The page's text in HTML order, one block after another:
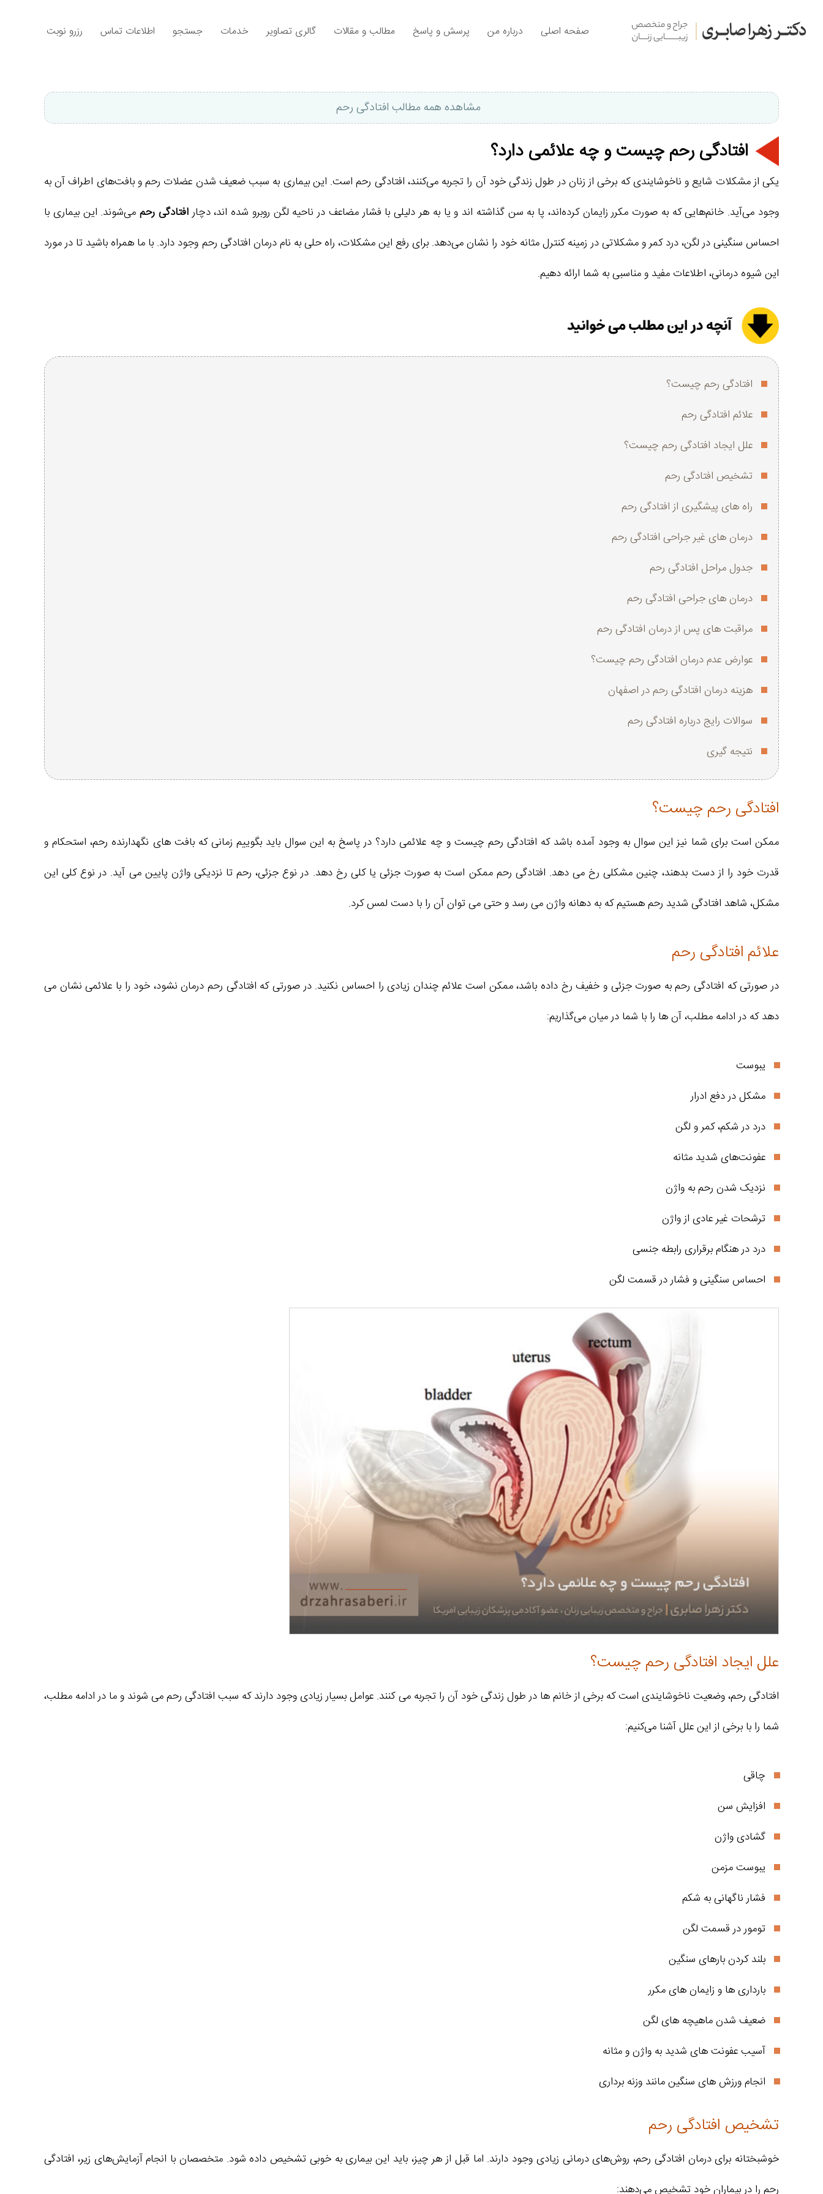
صفحه اصلی درباره من پرسش و پاسخ مطالب و مقالات گالری تصاویر خدمات جستجو اطلاعات تماس رزرو نوبت
مشاهده همه مطالب افتادگی رحم
افتادگی رحم چیست و چه علائمی دارد؟
یکی از مشکلات شایع و ناخوشایندی که برخی از زنان در طول زندگی خود آن را تجربه می‌کنند، افتادگی رحم است. این بیماری به سبب ضعیف شدن عضلات رحم و بافت‌های اطراف آن به
وجود می‌آید. خانم‌‌هایی که به صورت مکرر زایمان کرده‌اند، پا به سن گذاشته‌ اند و یا به هر دلیلی با فشار مضاعف در ناحیه لگن روبرو شده‌ اند، دچارافتادگی رحممی‌شوند. این بیماری با
احساس سنگینی در لگن، درد کمر و مشکلاتی در زمینه کنترل مثانه خود را نشان می‌دهد. برای رفع این مشکلات، راه حلی به نام درمان افتادگی رحم وجود دارد. با ما همراه باشید تا در مورد
این شیوه درمانی، اطلاعات مفید و مناسبی به شما ارائه دهیم.
افتادگی رحم چیست؟
علائم افتادگی رحم
علل ایجاد افتادگی رحم چیست؟
تشخیص افتادگی رحم
راه های پیشگیری از افتادگی رحم
درمان ‌های غیر جراحی افتادگی رحم
جدول مراحل افتادگی رحم
درمان ‌های جراحی افتادگی رحم
مراقبت‌ های پس از درمان افتادگی رحم
عوارض عدم درمان افتادگی رحم چیست؟
هزینه درمان افتادگی رحم در اصفهان
سوالات رایج درباره افتادگی رحم
نتیجه گیری
افتادگی رحم چیست؟
ممکن است برای شما نیز این سوال به وجود آمده باشد که افتادگی رحم چیست و چه علائمی دارد؟ در پاسخ به این سوال باید بگوییم زمانی که بافت‌ های نگهدارنده رحم، استحکام و
قدرت خود را از دست بدهند، چنین مشکلی رخ می‌ دهد. افتادگی رحم ممکن است به صورت جزئی یا کلی رخ دهد. در نوع جزئی، رحم تا نزدیکی واژن پایین می‌ آید. در نوع کلی این
مشکل، شاهد افتادگی شدید رحم هستیم که به دهانه واژن می‌ رسد و حتی می‌ توان آن را با دست لمس کرد.
علائم افتادگی رحم
در صورتی که افتادگی رحم به صورت جزئی و خفیف رخ داده باشد، ممکن است علائم چندان زیادی را احساس نکنید. در صورتی که افتادگی رحم درمان نشود، خود را با علائمی نشان می‌
دهد که در ادامه مطلب، آن‌ ها را با شما در میان می‌گذاریم:
یبوست
مشکل در دفع ادرار
درد در شکم، کمر و لگن
عفونت‌های شدید مثانه
نزدیک شدن رحم به واژن
ترشحات غیر عادی از واژن
درد در هنگام برقراری رابطه جنسی
احساس سنگینی و فشار در قسمت لگن
علل ایجاد افتادگی رحم چیست؟
افتادگی رحم، وضعیت ناخوشایندی است که برخی از خانم‌ ها در طول زندگی خود آن را تجربه می‌ کنند. عوامل بسیار زیادی وجود دارند که سبب افتادگی رحم می‌ شوند و ما در ادامه مطلب،
شما را با برخی از این علل آشنا می‌کنیم:
چاقی
افزایش سن
گشادی واژن
یبوست مزمن
فشار ناگهانی به شکم
تومور در قسمت لگن
بلند کردن بارهای سنگین
بارداری‌ ها و زایمان‌ های مکرر
ضعیف شدن ماهیچه‌ های لگن
آسیب عفونت‌ های شدید به واژن و مثانه
انجام ورزش‌ های سنگین مانند وزنه‌ برداری
تشخیص افتادگی رحم
خوشبختانه برای درمان افتادگی رحم، روش‌های درمانی زیادی وجود دارند. اما قبل از هر چیز، باید این بیماری به خوبی تشخیص داده شود. متخصصان با انجام آزمایش‌های زیر، افتادگی
رحم را در بیماران خود تشخیص می‌دهند: